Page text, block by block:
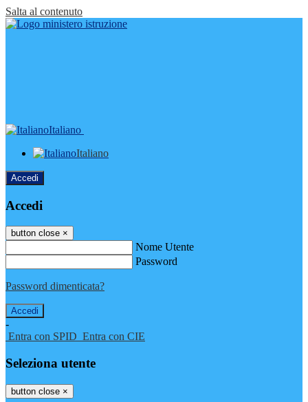
Salta al contenuto
Italiano
Italiano
Accedi
Accedi
button close ×
Nome Utente
Password
Password dimenticata?
-
Entra con SPID Entra con CIE
Seleziona utente
button close ×